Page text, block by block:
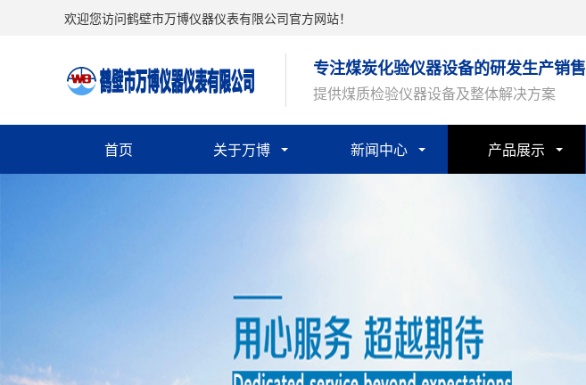
欢迎您访问鹤壁市万博仪器仪表有限公司官方网站！
专注煤炭化验仪器设备的研发生产销售
提供煤质检验仪器设备及整体解决方案
首页 关于万博 新闻中心 产品展示